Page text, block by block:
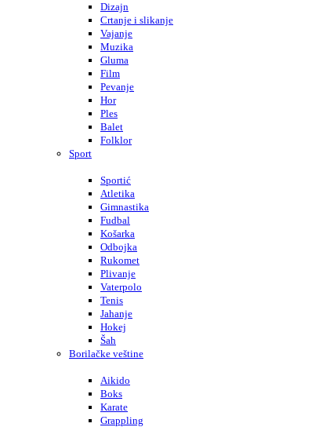
Dizajn
Crtanje i slikanje
Vajanje
Muzika
Gluma
Film
Pevanje
Hor
Ples
Balet
Folklor
Sport
Sportić
Atletika
Gimnastika
Fudbal
Košarka
Odbojka
Rukomet
Plivanje
Vaterpolo
Tenis
Jahanje
Hokej
Šah
Borilačke veštine
Aikido
Boks
Karate
Grappling